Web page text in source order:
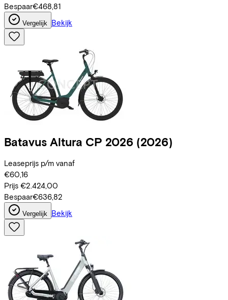
Bespaar€468,81
Vergelijk Bekijk
Batavus Altura CP 2026 (2026)
Leaseprijs p/m vanaf
€60,16
Prijs €2.424,00
Bespaar€636,82
Vergelijk Bekijk